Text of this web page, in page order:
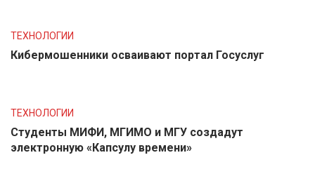
ТЕХНОЛОГИИ
Кибермошенники осваивают портал Госуслуг
ТЕХНОЛОГИИ
Студенты МИФИ, МГИМО и МГУ создадут
электронную «Капсулу времени»